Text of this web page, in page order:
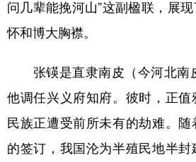
问几辈能挽河山”这副楹联，展
怀和博大胸襟。
张锳是直隶南皮（今河北南皮
他调任兴义府知府。彼时，正
民族正遭受前所未有的劫难。
的签订，我国沦为半殖民地半